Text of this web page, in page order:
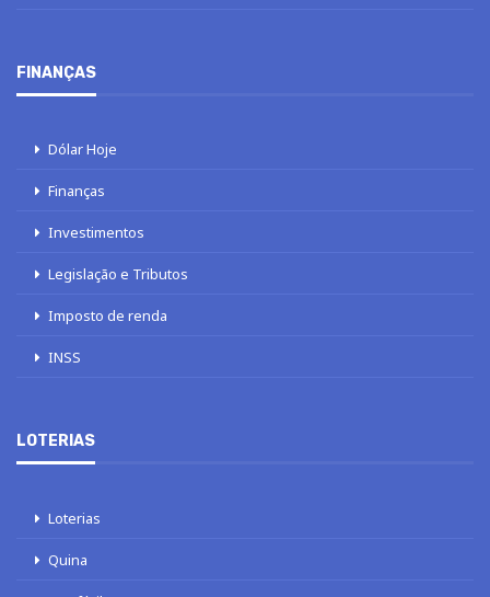
FINANÇAS
Dólar Hoje
Finanças
Investimentos
Legislação e Tributos
Imposto de renda
INSS
LOTERIAS
Loterias
Quina